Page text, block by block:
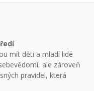
mít děti a mladí lidé
ale zároveň
pravidel, která